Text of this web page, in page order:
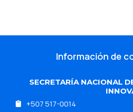
Información de
SECRETARÍA NACIONAL
+507 517-0014